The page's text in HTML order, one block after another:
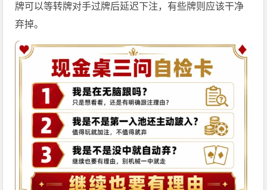
牌可以等转牌对手过牌后延迟下注，有些牌则应该干净
弃掉。